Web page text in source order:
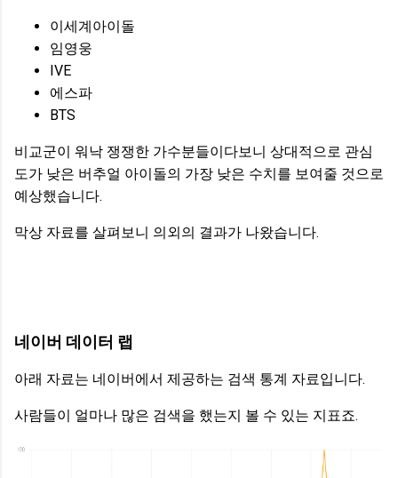
이세계아이돌
임영웅
IVE
에스파
BTS
비교군이 워낙 쟁쟁한 가수분들이다보니 상대적으로 관심
도가 낮은 버추얼 아이돌의 가장 낮은 수치를 보여줄 것으로
예상했습니다.
막상 자료를 살펴보니 의외의 결과가 나왔습니다.
네이버 데이터 랩
아래 자료는 네이버에서 제공하는 검색 통계 자료입니다.
사람들이 얼마나 많은 검색을 했는지 볼 수 있는 지표죠.